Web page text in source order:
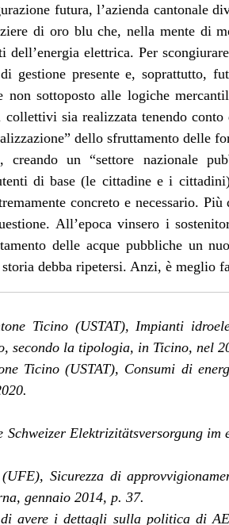
futura, l’azienda cantonale
di oro blu che, nella mente di
dell’energia elettrica. Per
presente e, soprattutto,
non sottoposto alle logiche
sia realizzata tenendo
dello sfruttamento delle
creando un “settore nazionale
di base (le cittadine e i
concreto e necessario.
All’epoca vinsero i
delle acque pubbliche un
debba ripetersi. Anzi, è meglio
Ticino (USTAT), Impianti
secondo la tipologia, in Ticino, nel
Ticino (USTAT), Consumi di
Elektrizitätsversorgung
Sicurezza di
gennaio 2014, p. 37.
avere i dettagli sulla politica di